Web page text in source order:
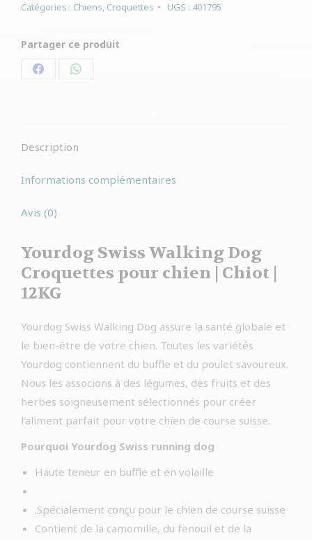
Catégories : Chiens, Croquettes UGS : 401795
Partager ce produit
PartagerPartager
Description
Informations complémentaires
Avis (0)
Yourdog Swiss Walking Dog
Croquettes pour chien | Chiot |
12KG
Yourdog Swiss Walking Dog assure la santé globale et
le bien-être de votre chien. Toutes les variétés
Yourdog contiennent du buffle et du poulet savoureux.
Nous les associons à des légumes, des fruits et des
herbes soigneusement sélectionnés pour créer
l’aliment parfait pour votre chien de course suisse.
Pourquoi Yourdog Swiss running dog
Haute teneur en buffle et en volaille
.Spécialement conçu pour le chien de course suisse
Contient de la camomille, du fenouil et de la